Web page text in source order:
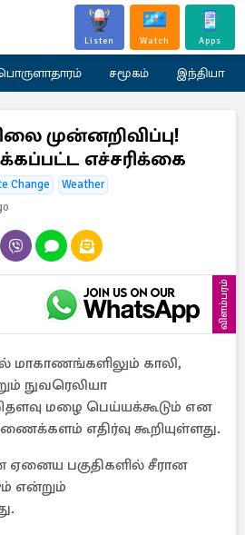
Listen Watch Apps
சமூகம் இந்தியா
முன்னறிவிப்பு!
எச்சரிக்கை
Change
Weather
விளம்பரம்
மாகாணங்களிலும் காலி,
நுவரெலியா
மழை பெய்யக்கூடும் என
எதிர்வு கூறியுள்ளது.
பகுதிகளில் சீரான
என்றும்